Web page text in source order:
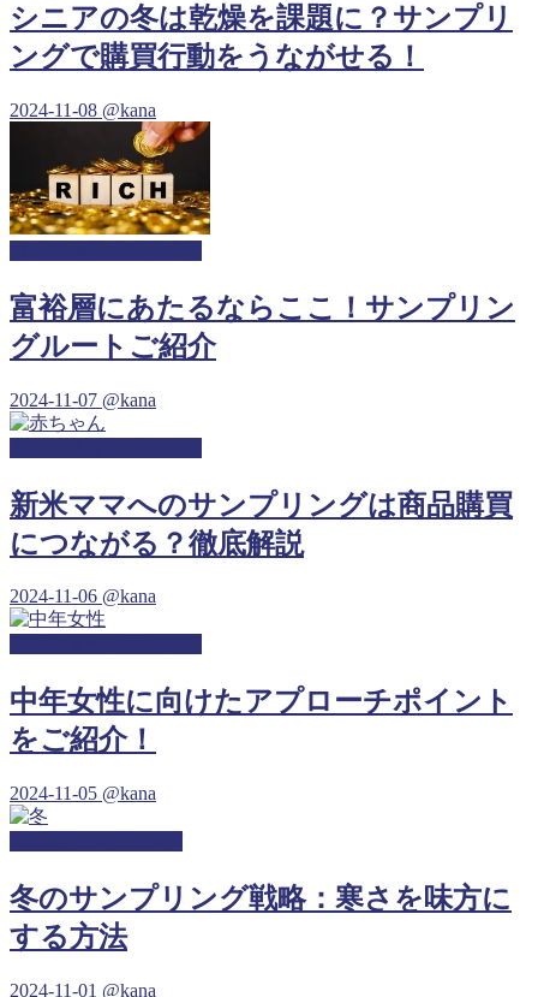
シニアの冬は乾燥を課題に？サンプリ
ングで購買行動をうながせる！
2024-11-08 @kana
富裕層にあたるならここ！サンプリン
グルートご紹介
2024-11-07 @kana
新米ママへのサンプリングは商品購買
につながる？徹底解説
2024-11-06 @kana
中年女性に向けたアプローチポイント
をご紹介！
2024-11-05 @kana
冬のサンプリング戦略：寒さを味方に
する方法
2024-11-01 @kana